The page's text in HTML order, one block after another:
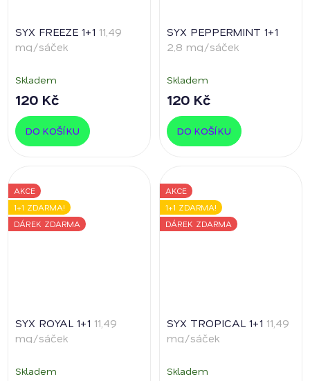
SYX FREEZE 1+1 11,49
mg/sáček
Skladem
120 Kč
DO KOŠÍKU
SYX PEPPERMINT 1+1
2,8 mg/sáček
Skladem
120 Kč
DO KOŠÍKU
AKCE
1+1 ZDARMA!
DÁREK ZDARMA
SYX ROYAL 1+1 11,49
mg/sáček
Skladem
AKCE
1+1 ZDARMA!
DÁREK ZDARMA
SYX TROPICAL 1+1 11,49
mg/sáček
Skladem